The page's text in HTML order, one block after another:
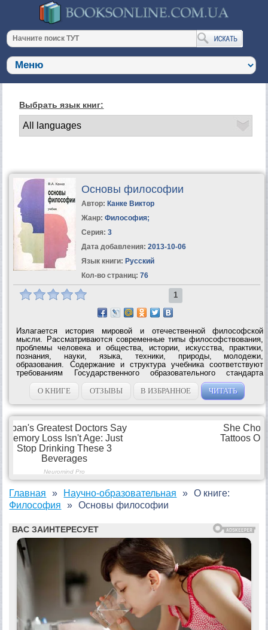
Выбрать язык книг:
Основы философии
Автор: Канке Виктор
Жанр: Философия;
Серия: 3
Дата добавления: 2013-10-06
Язык книги: Русский
Кол-во страниц: 76
1
Излагается история мировой и отечественной философской
мысли. Рассматриваются современные типы философствования,
проблемы человека и общества, истории, искусства, практики,
познания, науки, языка, техники, природы, молодежи,
образования. Содержание и структура учебника соответствуют
требованиям Государственного образовательного стандарта
среднего профессионального образования. Содержит вопросы и
задания к каждой главе,...
О КНИГЕ ОТЗЫВЫ В ИЗБРАННОЕ ЧИТАТЬ
Главная
Научно-образовательная
Философия
О книге:
Основы философии